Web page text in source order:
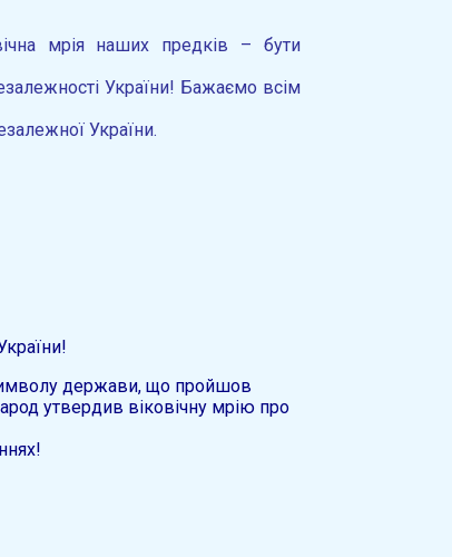
мрія наших предків – бути
України! Бажаємо всім
України.
держави, що пройшов
утвердив віковічну мрію про